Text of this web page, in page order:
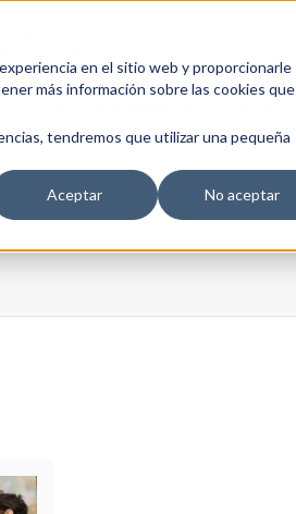
en el sitio web y proporcionarle
más información sobre las cookies que
tendremos que utilizar una pequeña
Aceptar
No aceptar